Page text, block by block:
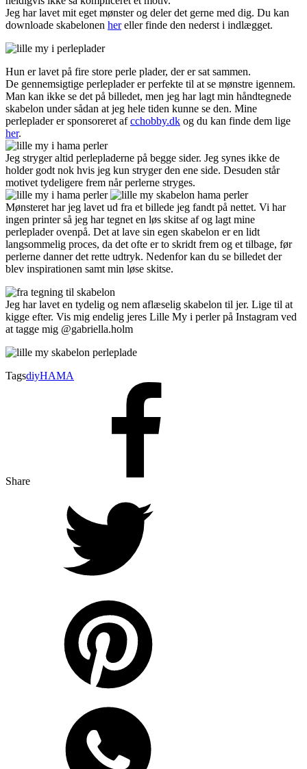
Jeg har lavet mit eget mønster og deler det gerne med dig. Du kan
downloade skabelonen hereller finde den nederst i indlægget.
Hun er lavet på fire store perle plader, der er sat sammen.
De gennemsigtige perleplader er perfekte til at se mønstre igennem.
Man kan ikke se det på billedet, men jeg har lagt min håndtegnede
skabelon under sådan at jeg hele tiden kunne se den. Mine
perleplader er sponsoreret afcchobby.dk og du kan finde dem lige
her.
Jeg stryger altid perlepladerne på begge sider. Jeg synes ikke de
holder godt nok hvis jeg kun stryger den ene side. Desuden står
motivet tydeligere frem når perlerne stryges.
Mønsteret har jeg lavet ud fra et billede jeg fandt på nettet. Vi har
ingen printer så jeg har tegnet en løs skitse af og lagt mine
perleplader ovenpå. Det at lave sin egen skabelon er en lidt
langsommelig proces, da det ofte er to skridt frem og et tilbage, før
perlerne danner det rette udtryk. Nedenfor kan du se billedet der
blev inspirationen samt min løse skitse.
Jeg har lavet en tydelig og nem aflæselig skabelon til jer. Lige til at
kigge efter. Vis mig endelig jeres Lille My i perler på Instagram ved
at tagge mig @gabriella.holm
TagsdiyHAMA
Share